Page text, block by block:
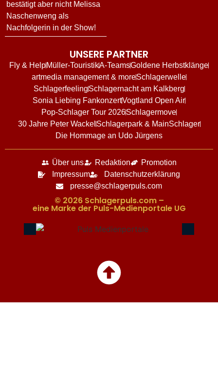
bestätigt aber nicht Melissa
Naschenweng als
Nachfolgerin in der Show!
UNSERE PARTNER
Fly & HelpMüller-TouristikA-TeamsGoldene Herbstklänge
artmedia management & moreSchlagerwelle
SchlagerfeelingSchlagernacht am Kalkberg
Sonia Liebing FankonzertVogtland Open Air
Pop-Schlager Tour 2026Schlagermove
30 Jahre Peter Wackel Schlagerpark & MainSchlager
Die Hommage an Udo Jürgens
Über uns Redaktion
Promotion
Impressum
Datenschutzerklärung
presse@schlagerpuls.com
© 2026 Schlagerpuls.com –
eine Marke der Puls-Medienportale UG​